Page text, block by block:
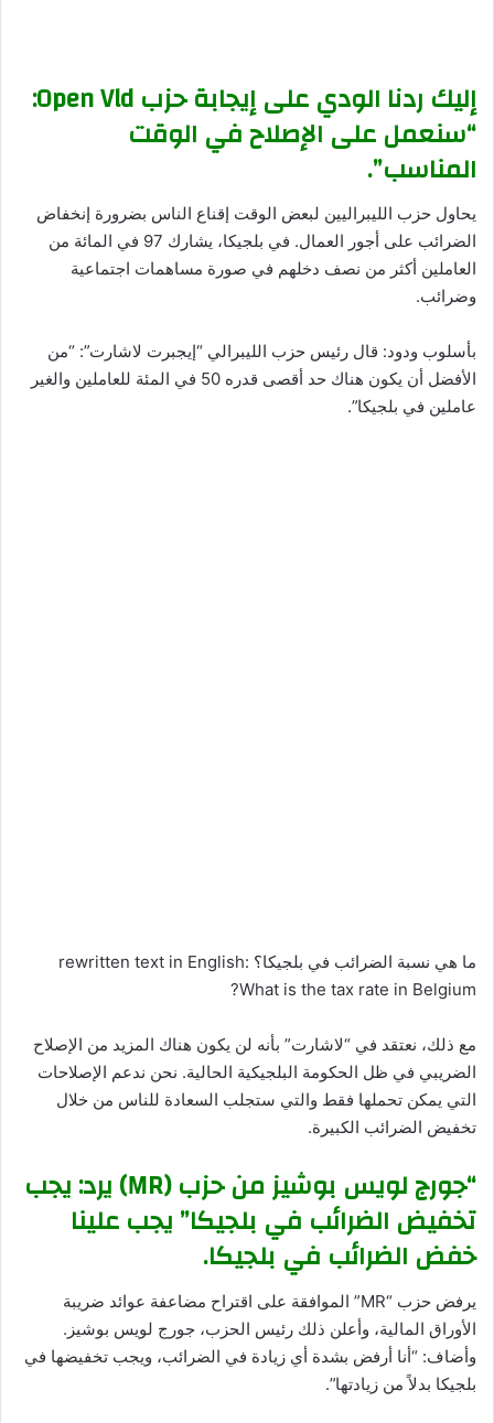
إليك ردنا الودي على إيجابة حزب Open Vld:
“سنعمل على الإصلاح في الوقت
المناسب”.
يحاول حزب الليبراليين لبعض الوقت إقناع الناس بضرورة إنخفاض
الضرائب على أجور العمال. في بلجيكا، يشارك 97 في المائة من
العاملين أكثر من نصف دخلهم في صورة مساهمات اجتماعية
وضرائب.
بأسلوب ودود: قال رئيس حزب الليبرالي “إيجبرت لاشارت”: “من
الأفضل أن يكون هناك حد أقصى قدره 50 في المئة للعاملين والغير
عاملين في بلجيكا”.
ما هي نسبة الضرائب في بلجيكا؟ rewritten text in English:
What is the tax rate in Belgium?
مع ذلك، نعتقد في “لاشارت” بأنه لن يكون هناك المزيد من الإصلاح
الضريبي في ظل الحكومة البلجيكية الحالية. نحن ندعم الإصلاحات
التي يمكن تحملها فقط والتي ستجلب السعادة للناس من خلال
تخفيض الضرائب الكبيرة.
“جورج لويس بوشيز من حزب (MR) يرد: يجب
تخفيض الضرائب في بلجيكا” يجب علينا
خفض الضرائب في بلجيكا.
يرفض حزب “MR” الموافقة على اقتراح مضاعفة عوائد ضريبة
الأوراق المالية، وأعلن ذلك رئيس الحزب، جورج لويس بوشيز.
وأضاف: “أنا أرفض بشدة أي زيادة في الضرائب، ويجب تخفيضها في
بلجيكا بدلاً من زيادتها”.